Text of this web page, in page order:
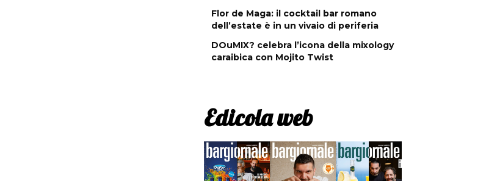
Flor de Maga: il cocktail bar romano
dell’estate è in un vivaio di periferia
DOuMIX? celebra l’icona della mixology
caraibica con Mojito Twist
Edicola web